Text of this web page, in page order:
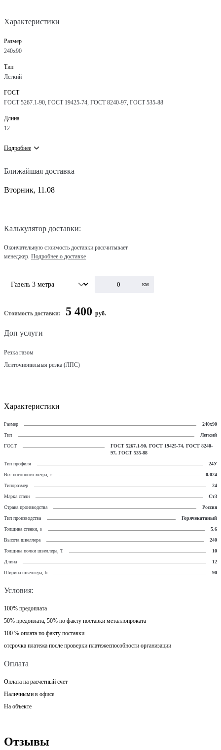
Характеристики
Размер
240х90
Тип
Легкий
ГОСТ
ГОСТ 5267.1-90, ГОСТ 19425-74, ГОСТ 8240-97, ГОСТ 535-88
Длина
12
Подробнее
Ближайшая доставка
Вторник, 11.08
Калькулятор доставки:
Окончательную стоимость доставки рассчитывает
менеджер. Подробнее о доставке
км
Стоимость доставки: 5 400 руб.
Доп услуги
Резка газом
Ленточнопильная резка (ЛПС)
Характеристики
Размер
240х90
Тип
Легкий
ГОСТ
ГОСТ 5267.1-90, ГОСТ 19425-74, ГОСТ 8240-
97, ГОСТ 535-88
Тип профиля
24У
Вес погонного метра, т.
0.024
Типоразмер
24
Марка стали
Ст3
Страна производства
Россия
Тип производства
Горячекатаный
Толщина стенки, s
5.6
Высота швеллера
240
Толщина полки швеллера, T
10
Длина
12
Ширина швеллера, b
90
Условия:
100% предоплата
50% предоплата, 50% по факту поставки металлопроката
100 % оплата по факту поставки
отсрочка платежа после проверки платежеспособности организации
Оплата
Оплата на расчетный счет
Наличными в офисе
На объекте
Отзывы